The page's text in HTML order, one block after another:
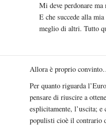
Mi deve perdonare
E che succede alla
meglio di altri. Tutto
Allora è proprio
Per quanto riguarda
pensare di riuscire a
esplicitamente, l’uscita;
populisti cioè il contrario